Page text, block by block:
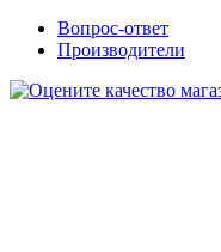
Вопрос-ответ
Производители